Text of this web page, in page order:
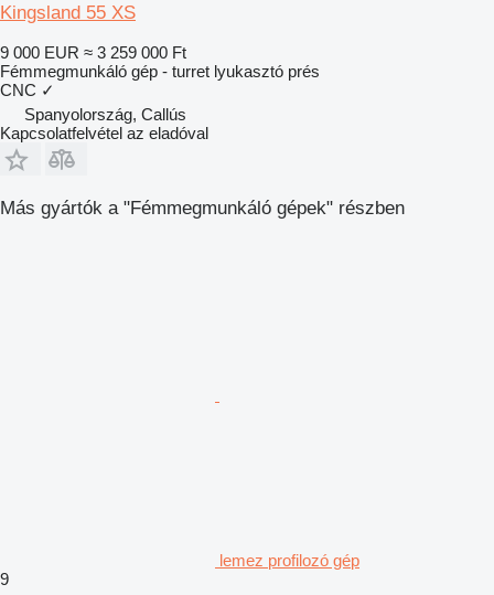
Kingsland 55 XS
9 000 EUR ≈ 3 259 000 Ft
Fémmegmunkáló gép - turret lyukasztó prés
CNC ✓
Spanyolország, Callús
Kapcsolatfelvétel az eladóval
Más gyártók a "Fémmegmunkáló gépek" részben
lemez profilozó gép
9